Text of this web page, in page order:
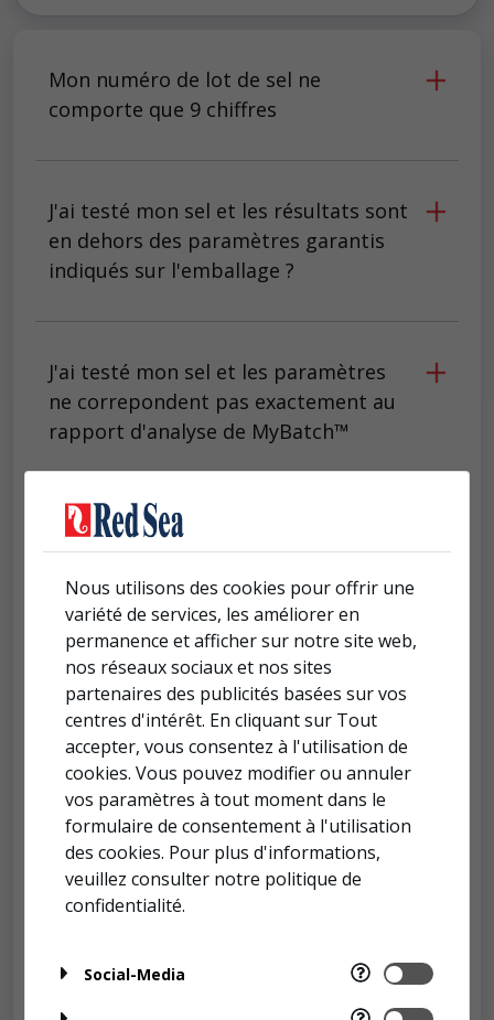
Mon numéro de lot de sel ne
comporte que 9 chiffres
J'ai testé mon sel et les résultats sont
en dehors des paramètres garantis
indiqués sur l'emballage ?
J'ai testé mon sel et les paramètres
ne correpondent pas exactement au
rapport d'analyse de MyBatch™
Où trouver le numéro de lot ?
Comment Red Sea réalise ses
analyses ?
Comment puis-je savoir si
"MyBatch™" est disponible pour mon
produit en particulier ?
Nous utilisons des cookies pour offrir une
variété de services, les améliorer en
permanence et afficher sur notre site web,
nos réseaux sociaux et nos sites
partenaires des publicités basées sur vos
centres d'intérêt. En cliquant sur Tout
accepter, vous consentez à l'utilisation de
cookies. Vous pouvez modifier ou annuler
vos paramètres à tout moment dans le
formulaire de consentement à l'utilisation
des cookies. Pour plus d'informations,
veuillez consulter notre politique de
confidentialité.
Social-Media